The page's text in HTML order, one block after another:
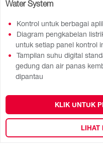
Water System
Kontrol untuk berbagai
Diagram pengkabelan
untuk setiap panel kontrol
Tampilan suhu digital
gedung dan air panas
dipantau
KLIK UNTUK
LIHAT